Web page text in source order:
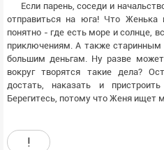
Если парень, соседи и
отправиться на юга! Что
понятно - где есть море и солнце,
приключениям. А также
большим деньгам. Ну разве
вокруг творятся такие дела?
достать, наказать и
Берегитесь, потому что Женя ищет
!